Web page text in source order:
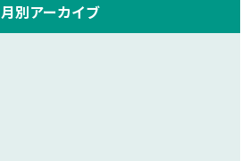
月別アーカイブ